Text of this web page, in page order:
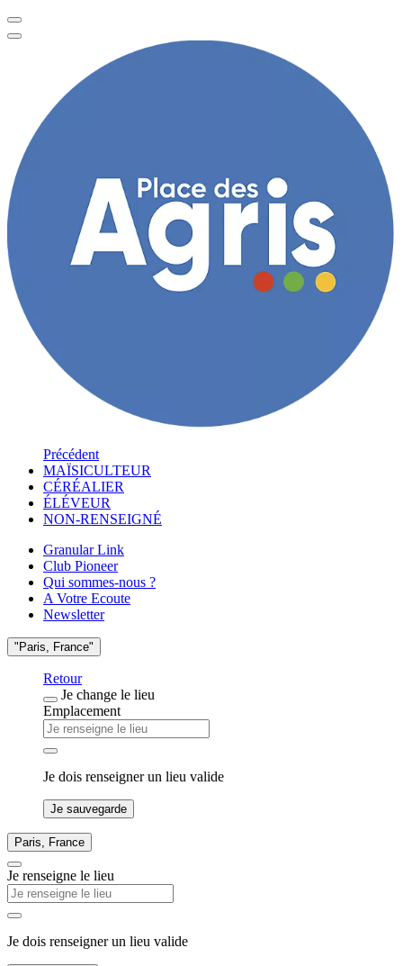
Précédent
MAÏSICULTEUR
CÉRÉALIER
ÉLÉVEUR
NON-RENSEIGNÉ
Granular Link
Club Pioneer
Qui sommes-nous ?
A Votre Ecoute
Newsletter
"Paris, France"
Retour
Je change le lieu
Emplacement
Je dois renseigner un lieu valide
Je sauvegarde
Paris, France
Je renseigne le lieu
Je dois renseigner un lieu valide